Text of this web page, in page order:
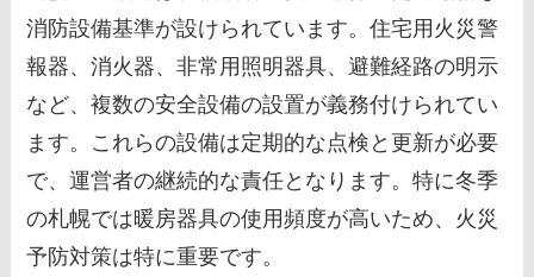
消防設備基準が設けられています。住宅用火災警
報器、消火器、非常用照明器具、避難経路の明示
など、複数の安全設備の設置が義務付けられてい
ます。これらの設備は定期的な点検と更新が必要
で、運営者の継続的な責任となります。特に冬季
の札幌では暖房器具の使用頻度が高いため、火災
予防対策は特に重要です。